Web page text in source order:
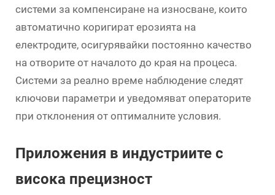
системи за компенсиране на износване, които
автоматично коригират ерозията на
електродите, осигурявайки постоянно качество
на отворите от началото до края на процеса.
Системи за реално време наблюдение следят
ключови параметри и уведомяват операторите
при отклонения от оптималните условия.
Приложения в индустриите с
висока прецизност